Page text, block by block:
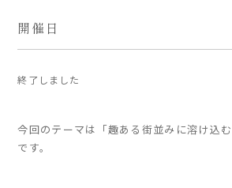
- 商品コンセプト
デザイン
- 生活デザイン
開催日
終了しました
今回のテーマは「趣ある街並みに溶け込
です。